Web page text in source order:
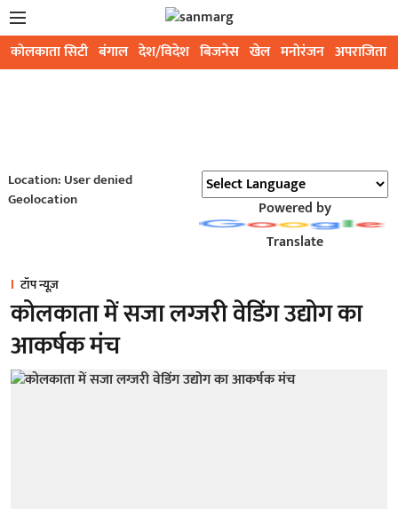
कोलकाता सिटी बंगाल देश/विदेश बिजनेस खेल मनोरंजन अपराजिता
Location: User denied
Geolocation
Powered by
Translate
टॉप न्यूज़
कोलकाता में सजा लग्जरी वेडिंग उद्योग का
आकर्षक मंच